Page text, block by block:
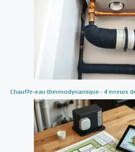
Chauffe-eau thermodynamique : 4 erreurs